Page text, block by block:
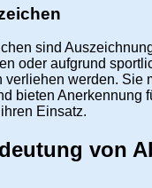
sind
oder aufgrund
verliehen werden. Sie
bieten Anerkennung
Einsatz.
von